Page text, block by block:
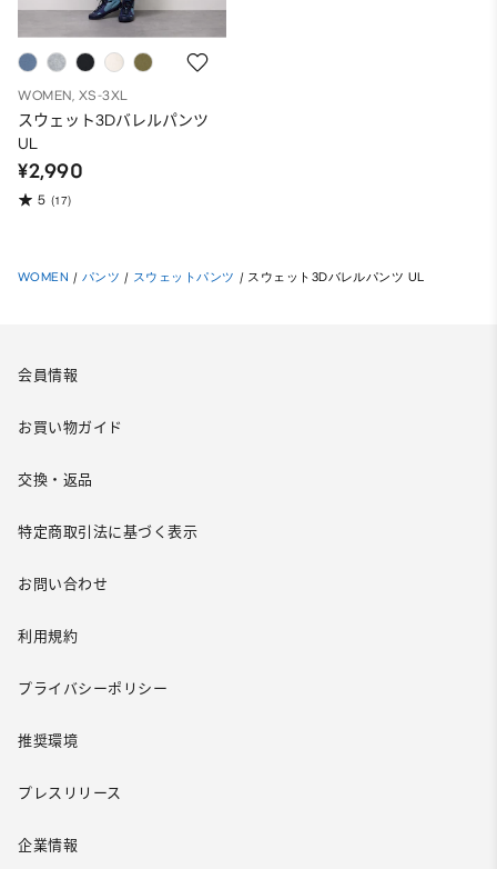
WOMEN, XS-3XL
スウェット3Dバレルパンツ
UL
¥2,990
5 (17)
WOMEN / パンツ / スウェットパンツ / スウェット3Dバレルパンツ UL
会員情報
お買い物ガイド
交換・返品
特定商取引法に基づく表示
お問い合わせ
利用規約
プライバシーポリシー
推奨環境
プレスリリース
企業情報